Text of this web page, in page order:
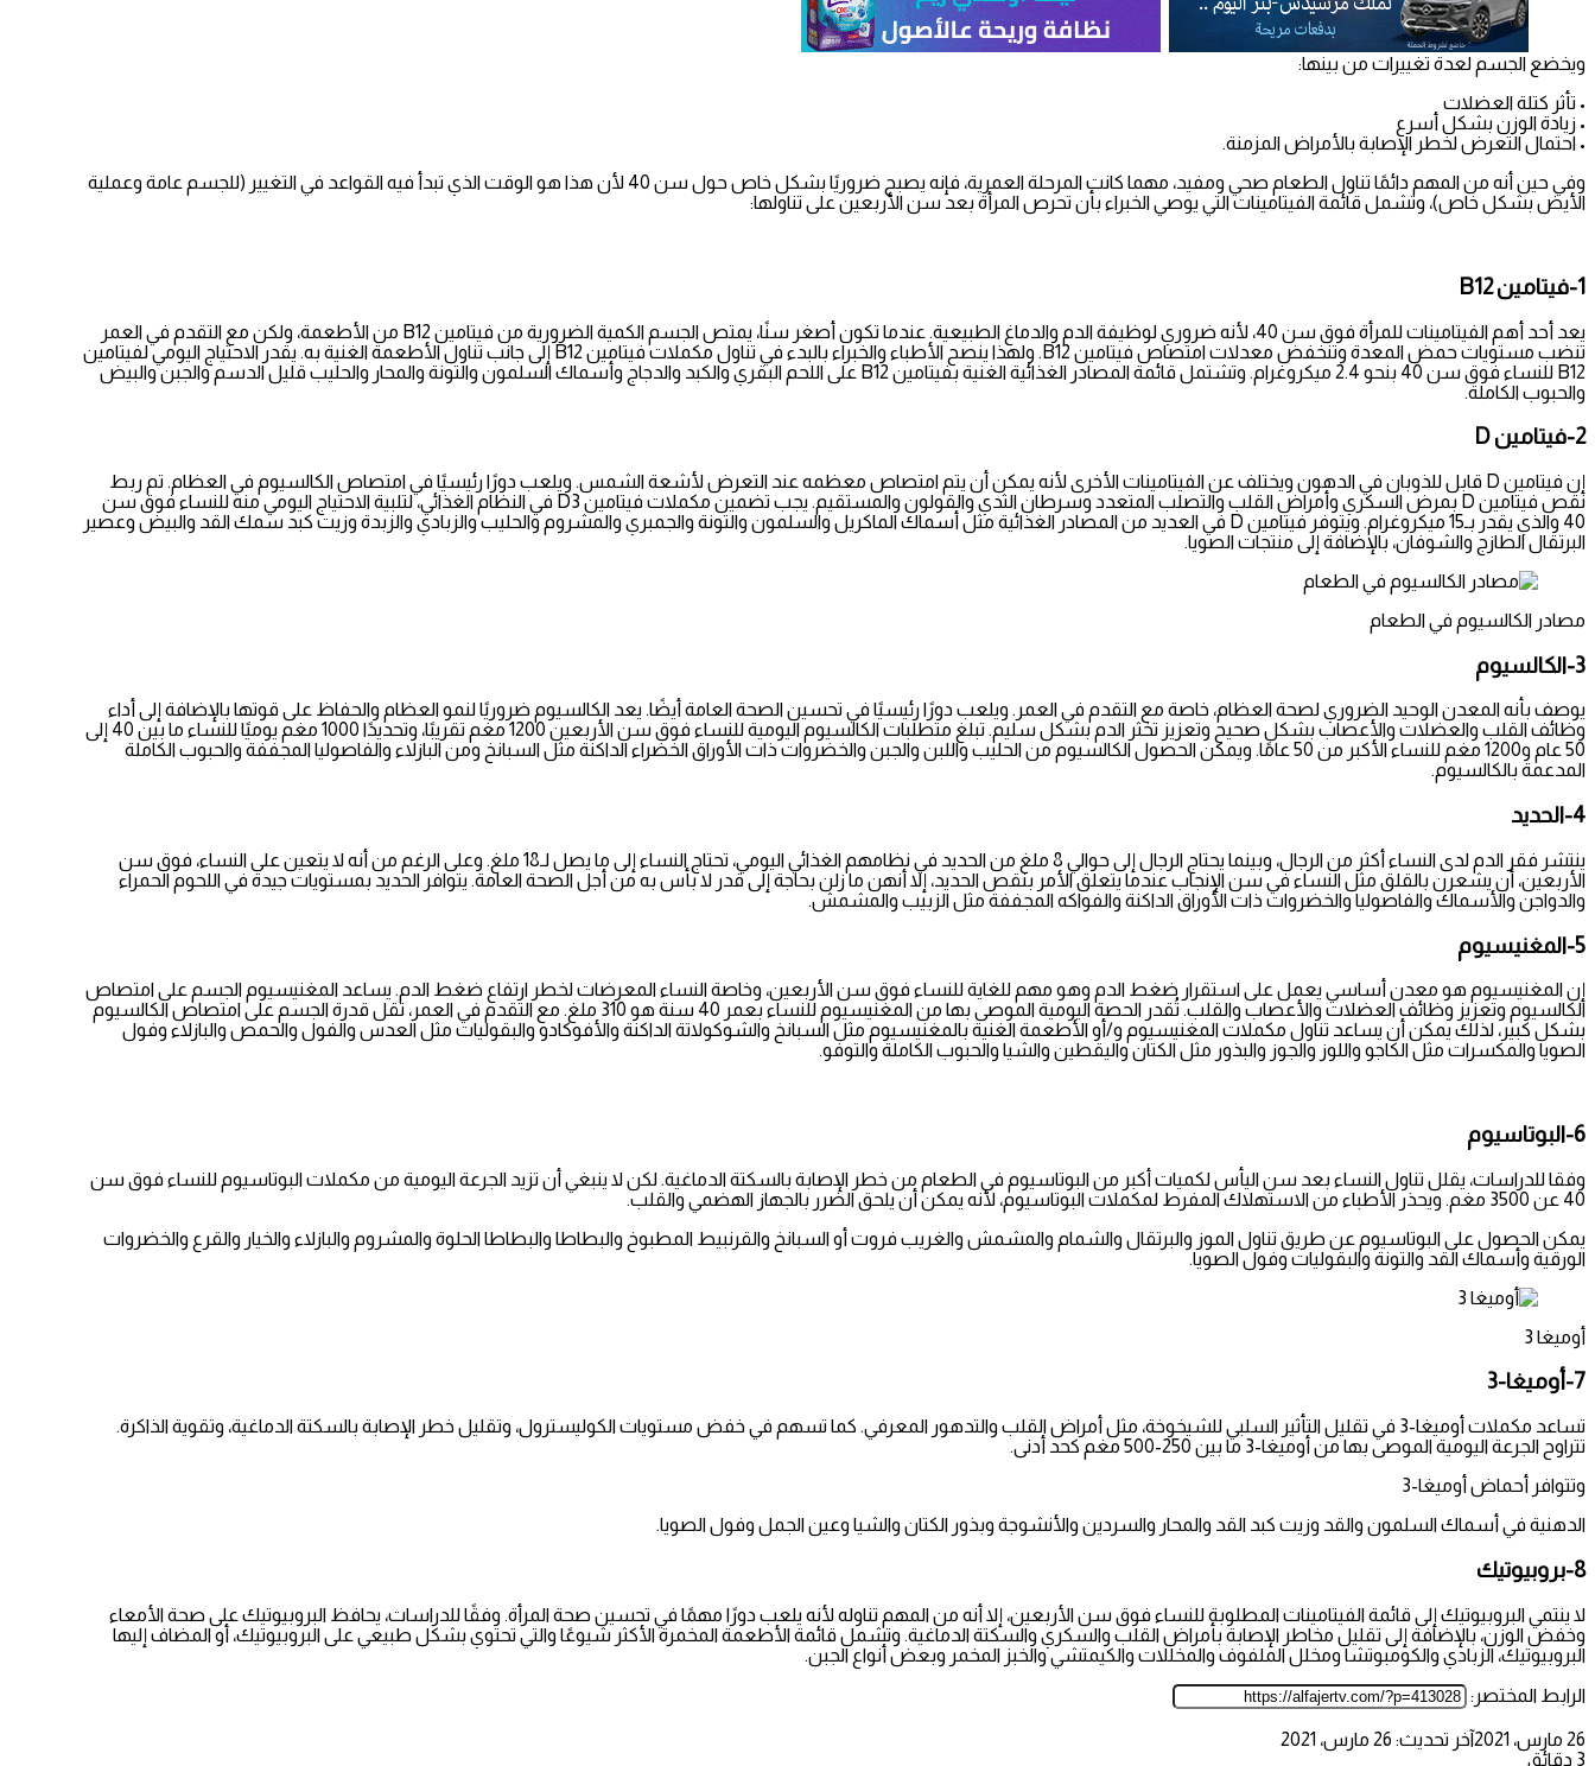
ويخضع الجسم لعدة تغييرات من بينها:
• تأثر كتلة العضلات
• زيادة الوزن بشكل أسرع
• احتمال التعرض لخطر الإصابة بالأمراض المزمنة.
وفي حين أنه من المهم دائمًا تناول الطعام صحي ومفيد، مهما كانت المرحلة العمرية، فإنه يصبح ضروريًا بشكل خاص حول سن 40 لأن هذا هو الوقت الذي تبدأ فيه القواعد في التغيير (للجسم عامة وعملية
الأيض بشكل خاص)، وتشمل قائمة الفيتامينات التي يوصي الخبراء بأن تحرص المرأة بعد سن الأربعين على تناولها:
1-فيتامين B12
يعد أحد أهم الفيتامينات للمرأة فوق سن 40، لأنه ضروري لوظيفة الدم والدماغ الطبيعية. عندما تكون أصغر سنًا، يمتص الجسم الكمية الضرورية من فيتامين B12 من الأطعمة، ولكن مع التقدم في العمر
تنضب مستويات حمض المعدة وتنخفض معدلات امتصاص فيتامين B12. ولهذا ينصح الأطباء والخبراء بالبدء في تناول مكملات فيتامين B12 إلى جانب تناول الأطعمة الغنية به. يقدر الاحتياج اليومي لفيتامين
B12 للنساء فوق سن 40 بنحو 2.4 ميكروغرام. وتشتمل قائمة المصادر الغذائية الغنية بفيتامين B12 على اللحم البقري والكبد والدجاج وأسماك السلمون والتونة والمحار والحليب قليل الدسم والجبن والبيض
والحبوب الكاملة.
2-فيتامين D
إن فيتامين D قابل للذوبان في الدهون ويختلف عن الفيتامينات الأخرى لأنه يمكن أن يتم امتصاص معظمه عند التعرض لأشعة الشمس. ويلعب دورًا رئيسيًا في امتصاص الكالسيوم في العظام. تم ربط
نقص فيتامين D بمرض السكري وأمراض القلب والتصلب المتعدد وسرطان الثدي والقولون والمستقيم. يجب تضمين مكملات فيتامين D3 في النظام الغذائي، لتلبية الاحتياج اليومي منه للنساء فوق سن
40 والذي يقدر بـ15 ميكروغرام. ويتوفر فيتامين D في العديد من المصادر الغذائية مثل أسماك الماكريل والسلمون والتونة والجمبري والمشروم والحليب والزبادي والزبدة وزيت كبد سمك القد والبيض وعصير
البرتقال الطازج والشوفان، بالإضافة إلى منتجات الصويا.
مصادر الكالسيوم في الطعام
3-الكالسيوم
يوصف بأنه المعدن الوحيد الضروري لصحة العظام، خاصة مع التقدم في العمر. ويلعب دورًا رئيسيًا في تحسين الصحة العامة أيضًا. يعد الكالسيوم ضروريًا لنمو العظام والحفاظ على قوتها بالإضافة إلى أداء
وظائف القلب والعضلات والأعصاب بشكل صحيح وتعزيز تخثر الدم بشكل سليم. تبلغ متطلبات الكالسيوم اليومية للنساء فوق سن الأربعين 1200 مغم تقريبًا، وتحديدًا 1000 مغم يوميًا للنساء ما بين 40 إلى
50 عام و1200 مغم للنساء الأكبر من 50 عامًا. ويمكن الحصول الكالسيوم من الحليب واللبن والجبن والخضروات ذات الأوراق الخضراء الداكنة مثل السبانخ ومن البازلاء والفاصوليا المجففة والحبوب الكاملة
المدعمة بالكالسيوم.
4-الحديد
ينتشر فقر الدم لدى النساء أكثر من الرجال، وبينما يحتاج الرجال إلى حوالي 8 ملغ من الحديد في نظامهم الغذائي اليومي، تحتاج النساء إلى ما يصل لـ18 ملغ. وعلى الرغم من أنه لا يتعين على النساء، فوق سن
الأربعين، أن يشعرن بالقلق مثل النساء في سن الإنجاب عندما يتعلق الأمر بنقص الحديد، إلا أنهن ما زلن بحاجة إلى قدر لا بأس به من أجل الصحة العامة. يتوافر الحديد بمستويات جيدة في اللحوم الحمراء
والدواجن والأسماك والفاصوليا والخضروات ذات الأوراق الداكنة والفواكه المجففة مثل الزبيب والمشمش.
5-المغنيسيوم
إن المغنيسيوم هو معدن أساسي يعمل على استقرار ضغط الدم وهو مهم للغاية للنساء فوق سن الأربعين، وخاصة النساء المعرضات لخطر ارتفاع ضغط الدم. يساعد المغنيسيوم الجسم على امتصاص
الكالسيوم وتعزيز وظائف العضلات والأعصاب والقلب. تُقدر الحصة اليومية الموصى بها من المغنيسيوم للنساء بعمر 40 سنة هو 310 ملغ. مع التقدم في العمر، تقل قدرة الجسم على امتصاص الكالسيوم
بشكل كبير، لذلك يمكن أن يساعد تناول مكملات المغنيسيوم و/أو الأطعمة الغنية بالمغنيسيوم مثل السبانخ والشوكولاتة الداكنة والأفوكادو والبقوليات مثل العدس والفول والحمص والبازلاء وفول
الصويا والمكسرات مثل الكاجو واللوز والجوز والبذور مثل الكتان واليقطين والشيا والحبوب الكاملة والتوفو.
6-البوتاسيوم
وفقا للدراسات، يقلل تناول النساء بعد سن اليأس لكميات أكبر من البوتاسيوم في الطعام من خطر الإصابة بالسكتة الدماغية. لكن لا ينبغي أن تزيد الجرعة اليومية من مكملات البوتاسيوم للنساء فوق سن
40 عن 3500 مغم. ويحذر الأطباء من الاستهلاك المفرط لمكملات البوتاسيوم، لأنه يمكن أن يلحق الضرر بالجهاز الهضمي والقلب.
يمكن الحصول على البوتاسيوم عن طريق تناول الموز والبرتقال والشمام والمشمش والغريب فروت أو السبانخ والقرنبيط المطبوخ والبطاطا والبطاطا الحلوة والمشروم والبازلاء والخيار والقرع والخضروات
الورقية وأسماك القد والتونة والبقوليات وفول الصويا.
أوميغا 3
7-أوميغا-3
تساعد مكملات أوميغا-3 في تقليل التأثير السلبي للشيخوخة، مثل أمراض القلب والتدهور المعرفي. كما تسهم في خفض مستويات الكوليسترول، وتقليل خطر الإصابة بالسكتة الدماغية، وتقوية الذاكرة.
تتراوح الجرعة اليومية الموصى بها من أوميغا-3 ما بين 250-500 مغم كحد أدنى.
وتتوافر أحماض أوميغا-3
الدهنية في أسماك السلمون والقد وزيت كبد القد والمحار والسردين والأنشوجة وبذور الكتان والشيا وعين الجمل وفول الصويا.
8-بروبيوتيك
لا ينتمي البروبيوتيك إلى قائمة الفيتامينات المطلوبة للنساء فوق سن الأربعين، إلا أنه من المهم تناوله لأنه يلعب دورًا مهمًا في تحسين صحة المرأة. وفقًا للدراسات، يحافظ البروبيوتيك على صحة الأمعاء
وخفض الوزن، بالإضافة إلى تقليل مخاطر الإصابة بأمراض القلب والسكري والسكتة الدماغية. وتشمل قائمة الأطعمة المخمرة الأكثر شيوعًا والتي تحتوي بشكل طبيعي على البروبيوتيك، أو المضاف إليها
البروبيوتيك، الزبادي والكومبوتشا ومخلل الملفوف والمخللات والكيمتشي والخبز المخمر وبعض أنواع الجبن.
الرابط المختصر:
26 مارس، 2021
آخر تحديث: 26 مارس، 2021
3 دقائق